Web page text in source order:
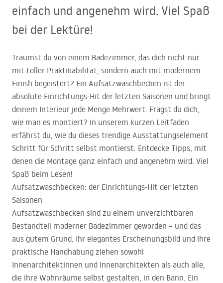
einfach und angenehm wird. Viel Spaß
bei der Lektüre!
Träumst du von einem Badezimmer, das dich nicht nur
mit toller Praktikabilität, sondern auch mit modernem
Finish begeistert? Ein Aufsatzwaschbecken ist der
absolute Einrichtungs-Hit der letzten Saisonen und bringt
deinem Interieur jede Menge Mehrwert. Fragst du dich,
wie man es montiert? In unserem kurzen Leitfaden
erfährst du, wie du dieses trendige Ausstattungselement
Schritt für Schritt selbst montierst. Entdecke Tipps, mit
denen die Montage ganz einfach und angenehm wird. Viel
Spaß beim Lesen!
Aufsatzwaschbecken: der Einrichtungs-Hit der letzten
Saisonen
Aufsatzwaschbecken sind zu einem unverzichtbaren
Bestandteil moderner Badezimmer geworden – und das
aus gutem Grund. Ihr elegantes Erscheinungsbild und ihre
praktische Handhabung ziehen sowohl
Innenarchitektinnen und Innenarchitekten als auch alle,
die ihre Wohnräume selbst gestalten, in den Bann. Ein